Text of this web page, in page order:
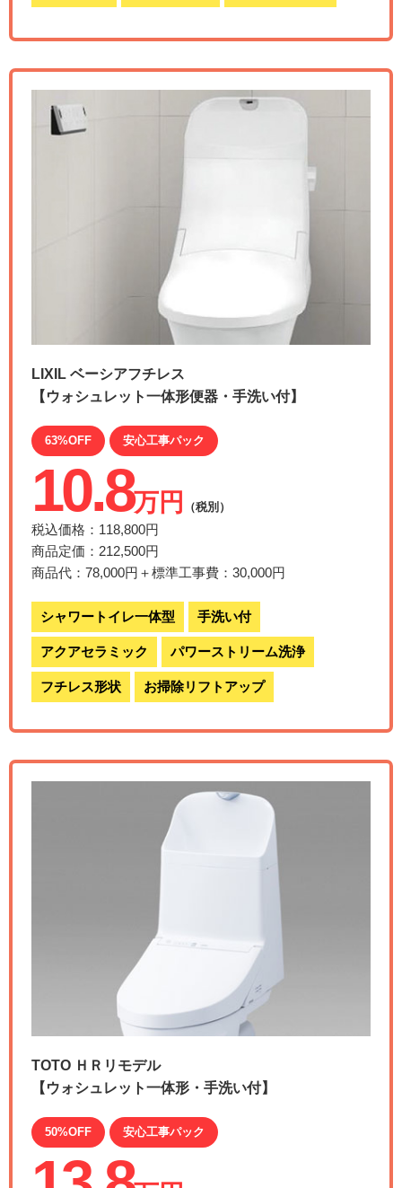
LIXIL ベーシアフチレス
【ウォシュレット一体形便器・手洗い付】
63%OFF 安心工事パック
10.8万円 （税別）
税込価格：118,800円
商品定価：212,500円
商品代：78,000円＋標準工事費：30,000円
シャワートイレ一体型 手洗い付
アクアセラミック パワーストリーム洗浄
フチレス形状 お掃除リフトアップ
TOTO ＨＲリモデル
【ウォシュレット一体形・手洗い付】
50%OFF 安心工事パック